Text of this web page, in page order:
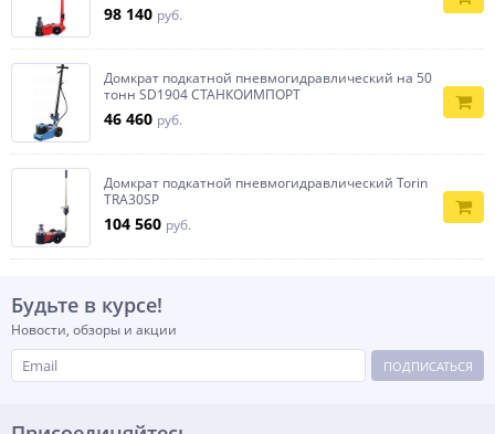
98 140 руб.
Домкрат подкатной пневмогидравлический на 50
тонн SD1904 СТАНКОИМПОРТ
46 460 руб.
Домкрат подкатной пневмогидравлический Torin
TRA30SP
104 560 руб.
Будьте в курсе!
Новости, обзоры и акции
ПОДПИСАТЬСЯ